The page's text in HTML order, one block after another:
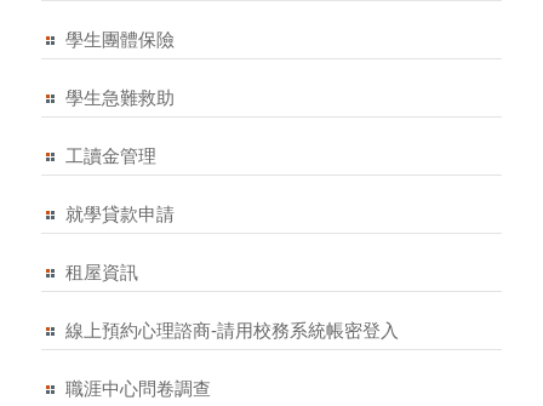
學生團體保險
學生急難救助
工讀金管理
就學貸款申請
租屋資訊
線上預約心理諮商-請用校務系統帳密登入
職涯中心問卷調查